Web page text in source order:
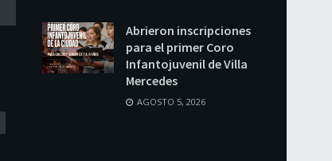
Abrieron inscripciones
para el primer Coro
Infantojuvenil de Villa
Mercedes
AGOSTO 5, 2026